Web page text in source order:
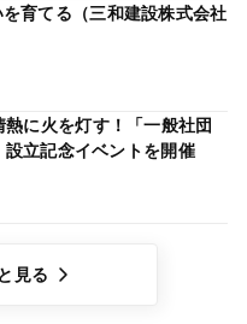
育てる（三和建設株式会社
熱に火を灯す！「一般社団
立記念イベントを開催
見る